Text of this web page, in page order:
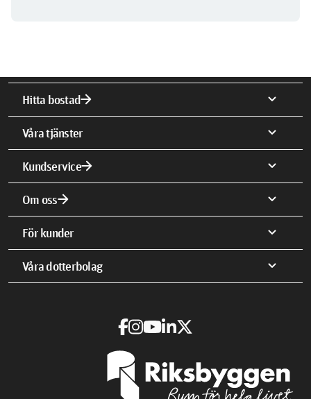
Hitta bostadarrow_forward expand_more
Våra tjänster expand_more
Kundservicearrow_forward expand_more
Om ossarrow_forward expand_more
För kunder expand_more
Våra dotterbolag expand_more